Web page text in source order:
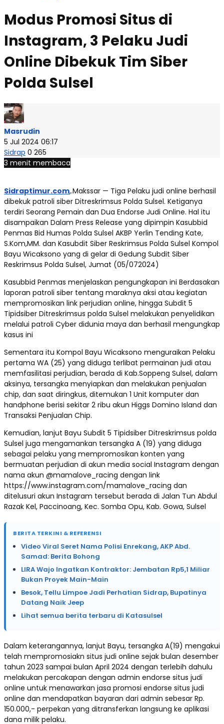
Modus Promosi Situs di
Instagram, 3 Pelaku Judi
Online Dibekuk Tim Siber
Polda Sulsel
Masrudin
5 Jul 2024 06:17
Sidrap 0 265
3 menit membaca
Sidraptimur.com,.Makssar — Tiga Pelaku judi online berhasil
dibekuk patroli siber Ditreskrimsus Polda Sulsel. Ketiganya
terdiri Seorang Pemain dan Dua Endorse Judi Online. Hal itu
disampaikan Dalam Press Release yang dipimpin Kasubbid
Penmas Bid Humas Polda Sulsel AKBP Yerlin Tending Kate,
S.Kom,MM. dan Kasubdit Siber Reskrimsus Polda Sulsel Kompol
Bayu Wicaksono yang di gelar di Gedung Subdit Siber
Reskrimsus Polda Sulsel, Jumat (05/072024)
Kasubbid Penmas menjelaskan pengungkapan ini Berdasakan
laporan patroli siber tentang maraknya aksi atau kegiatan
mempromosikan link perjudian online, hingga Subdit 5
Tipidsiber Ditreskrimsus polda Sulsel melakukan penyelidikan
melalui patroli Cyber didunia maya dan berhasil mengungkap
kasus ini
Sementara itu Kompol Bayu Wicaksono menguraikan Pelaku
pertama WA (25) yang diduga terlibat permainan judi atau
memfasilitasi perjudian, berada di Kab.Soppeng Sulsel, dalam
aksinya, tersangka menyiapkan dan melakukan penjualan
chip, dan saat diringkus, ditemukan 1 Unit komputer dan
handphone berisi sekitar 2 ribu akun Higgs Domino Island dan
Transaksi Penjualan Chip.
Kemudian, lanjut Bayu Subdit 5 Tipidsiber Ditreskrimsus polda
Sulsel juga mengamankan tersangka A (19) yang diduga
sebagai pelaku yang mempromosikan konten yang
bermuatan perjudian di akun media social Instagram dengan
nama akun @mamalove_racing dengan link
https://www.instagram.com/mamalove_racing dan
ditelusuri akun Instagram tersebut berada di Jalan Tun Abdul
Razak Kel, Paccinoang, Kec. Somba Opu, Kab. Gowa, Sulsel
BERITA TERKINI & REFERENSI
Video Viral Seret Nama Polisi Enrekang, AKP Abd.
Samad: Berita Bohong
LIRA Wajo Ingatkan Kontraktor: Jembatan Rp5,1 Miliar
Bukan Proyek Main-Main
Besok, Tellu Limpoe Jadi Perhatian Sidrap, Bupatinya
Datang Naik Jeep
Lihat semua berita terbaru di Katasulsel
Dalam keterangannya, lanjut Bayu, tersangka A(19) mengakui
telah mempromosiakn situs judi online sejak bulan desember
tahun 2023 sampai bulan April 2024 dengan terlebih dahulu
melakukan percakapan dengan admin endorse situs judi
online untuk menawarkan jasa promosi endorse situs judi
online dan mendapatkan bayaran dari admin sebesar Rp.
150.000,- perpekan yang ditransferkan langsung ke aplikasi
dana milik pelaku.